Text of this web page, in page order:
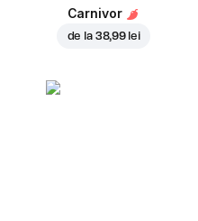
Carnivor
de la 38,99 lei